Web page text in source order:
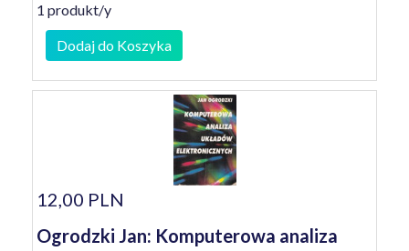
1 produkt/y
Dodaj do Koszyka
12,00 PLN
Ogrodzki Jan: Komputerowa analiza